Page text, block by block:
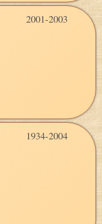
2001-2003
1934-2004